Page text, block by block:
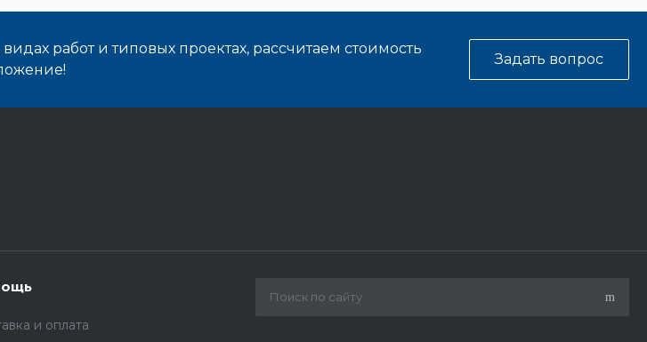
работ и типовых проектах, рассчитаем стоимость
Задать вопрос
и оплата